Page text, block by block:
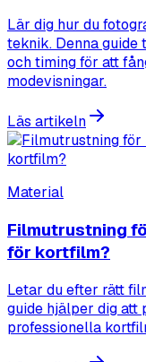
Lär dig hur du
teknik. Denna guide
och timing för att
modevisningar.
Läs artikeln
Material
Filmutrustning
för kortfilm?
Letar du efter rätt
guide hjälper dig att
professionella